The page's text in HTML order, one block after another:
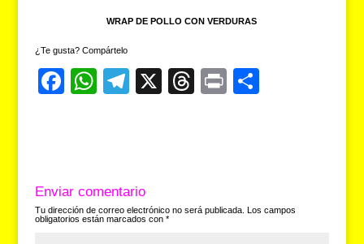
WRAP DE POLLO CON VERDURAS
¿Te gusta? Compártelo
F
b
o
W
A
p
T
a
m
X
T
s
Pr
tir
Enviar comentario
Tu dirección de correo electrónico no será publicada. Los campos
obligatorios están marcados con *